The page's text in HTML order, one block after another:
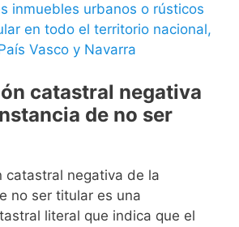
inmuebles urbanos o rústicos
en todo el territorio nacional,
Vasco y Navarra
catastral negativa
de no ser
catastral negativa de la
no ser titular es una
literal que indica que el